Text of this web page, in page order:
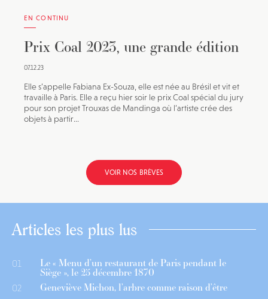
EN CONTINU
Prix Coal 2023, une grande édition
07.12.23
Elle s’appelle Fabiana Ex-Souza, elle est née au Brésil et vit et
travaille à Paris. Elle a reçu hier soir le prix Coal spécial du jury
pour son projet Trouxas de Mandinga où l’artiste crée des
objets à partir...
VOIR NOS BRÈVES
Articles les plus lus
01 Le « Menu d’un restaurant de Paris pendant le
Siège », le 25 décembre 1870
02 Geneviève Michon, l’arbre comme raison d’être